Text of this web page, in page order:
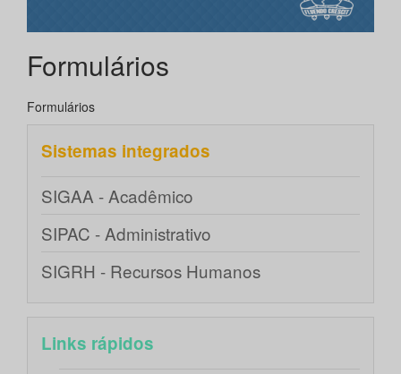
Formulários
Formulários
Sistemas integrados
SIGAA - Acadêmico
SIPAC - Administrativo
SIGRH - Recursos Humanos
Links rápidos